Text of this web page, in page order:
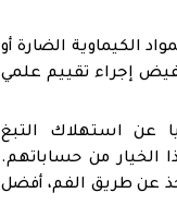
الكيماوية الضارة أو
إجراء تقييم علمي
عن استهلاك التبغ
الخيار من حساباتهم.
عن طريق الفم، أفضل